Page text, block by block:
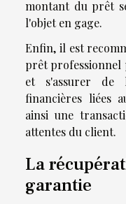
montant du prêt
l'objet en gage.
Enfin, il est
prêt professionnel
et s'assurer de
financières liées
ainsi une
attentes du client.
La
garantie